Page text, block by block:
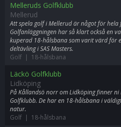
Melleruds Golfklubb
Mellerud
Att spela golf i Mellerud är något för hela
Golfanläggningen har så klart också en
kuperad 18-hålsbana som varit värd för
deltävling i SAS Masters.
Golf | 18-hålsbana
Läckö Golfklubb
Lidköping
På Kållandsö norr om Lidköping finner ni
Golfklubb. De har en 18-hålsbana i
natur.
Golf | 18-hålsbana